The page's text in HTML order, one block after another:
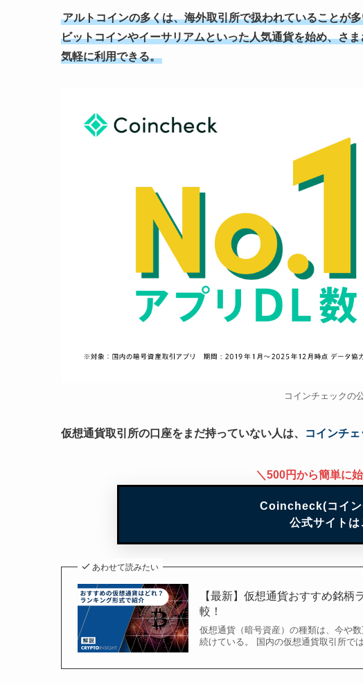
アルトコインの多くは、海外取引所で扱われていることが
ビットコインやイーサリアムといった人気通貨を始め、さ
気軽に利用できる。
コインチェックの
仮想通貨取引所の口座をまだ持っていない人は、 コインチ
＼500円から簡単に
Coincheck(コイン
公式サイトは
あわせて読みたい
【最新】仮想通貨おすすめ銘
較！
仮想通貨（暗号資産）の種類は、今や
続けている。 国内の仮想通貨取引所で